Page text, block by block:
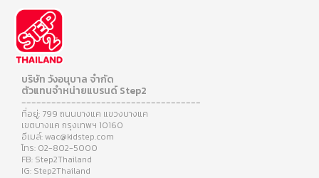
บริษัท วังอนุบาล จำกัด
ตัวแทนจำหน่ายแบรนด์ Step2
------------------------------------
ที่อยู่: 799 ถนนบางแค แขวงบางแค
เขตบางแค กรุงเทพฯ 10160
อีเมล์: wac@kidstep.com
โทร: 02-802-5000
FB: Step2Thailand
IG: Step2Thailand